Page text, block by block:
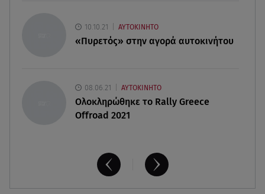
Μπαντέρας: «Η καρδιακή προσβολή ήταν το
καλύτερο πράγμα που μου συνέβη»
10.10.21 ΑΥΤΟΚΙΝΗΤΟ
«Πυρετός» στην αγορά αυτοκινήτου
08.06.21 ΑΥΤΟΚΙΝΗΤΟ
Ολοκληρώθηκε το Rally Greece
Offroad 2021